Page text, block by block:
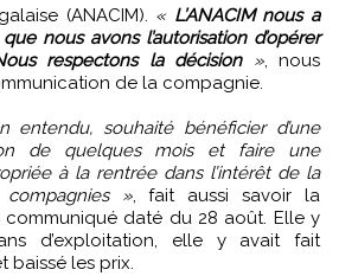
(ANACIM). « L’ANACIM nous a
nous avons l’autorisation d’opérer
respectons la décision», nous
de la compagnie.
entendu, souhaité bénéficier d’une
de quelques mois et faire une
à la rentrée dans l’intérêt de la
», fait aussi savoir la
daté du 28 août. Elle y
d’exploitation, elle y avait fait
baissé les prix.